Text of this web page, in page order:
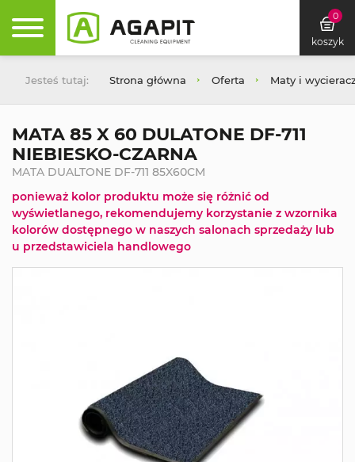
0
koszyk
Jesteś tutaj: Strona główna Oferta Maty i
MATA 85 X 60 DULATONE DF-711
NIEBIESKO-CZARNA
MATA DUALTONE DF-711 85X60CM
ponieważ kolor produktu może się różnić od
wyświetlanego, rekomendujemy korzystanie z wzornika
kolorów dostępnego w naszych salonach sprzedaży lub
u przedstawiciela handlowego